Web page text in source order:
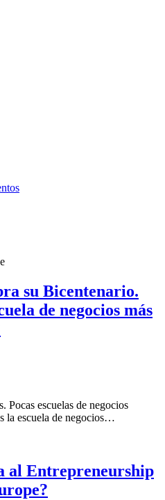
su Bicentenario.
de negocios más
Pocas escuelas de negocios
la escuela de negocios…
al Entrepreneurship